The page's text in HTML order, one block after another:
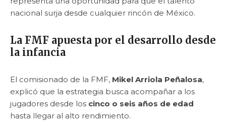
nacional surja desde cualquier rincón de México.
La FMF apuesta por el desarrollo desde
la infancia
El comisionado de la FMF, Mikel Arriola Peñalosa,
explicó que la estrategia busca acompañar a los
jugadores desde los cinco o seis años de edad
hasta llegar al alto rendimiento.